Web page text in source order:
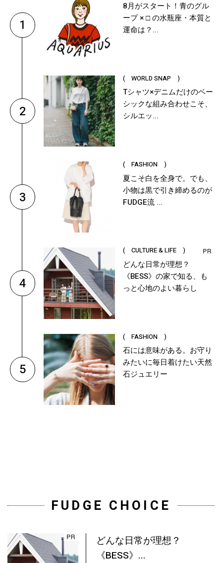
1
8月がスタート！青のグル
ープ × □ の水瓶座・本質と
運命は？...
2
( WORLD SNAP )
Tシャツ×デニムだけのベー
シックな組み合わせこそ、
シルエッ...
3
( FASHION )
夏こそ白を全身で。でも、
小物は黒で引き締めるのが
FUDGE流 ...
4
( CULTURE & LIFE )
どんな日常が理想？
《BESS》の家で知る、も
っと心地のよい暮らし
5
( FASHION )
石には意味がある。お守り
みたいに毎日着けたい天然
石ジュエリー
FUDGE CHOICE
どんな日常が理想？
《BESS》...